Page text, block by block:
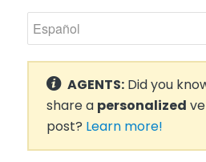
AGENTS:Did you
share a personalized
post? Learn more!